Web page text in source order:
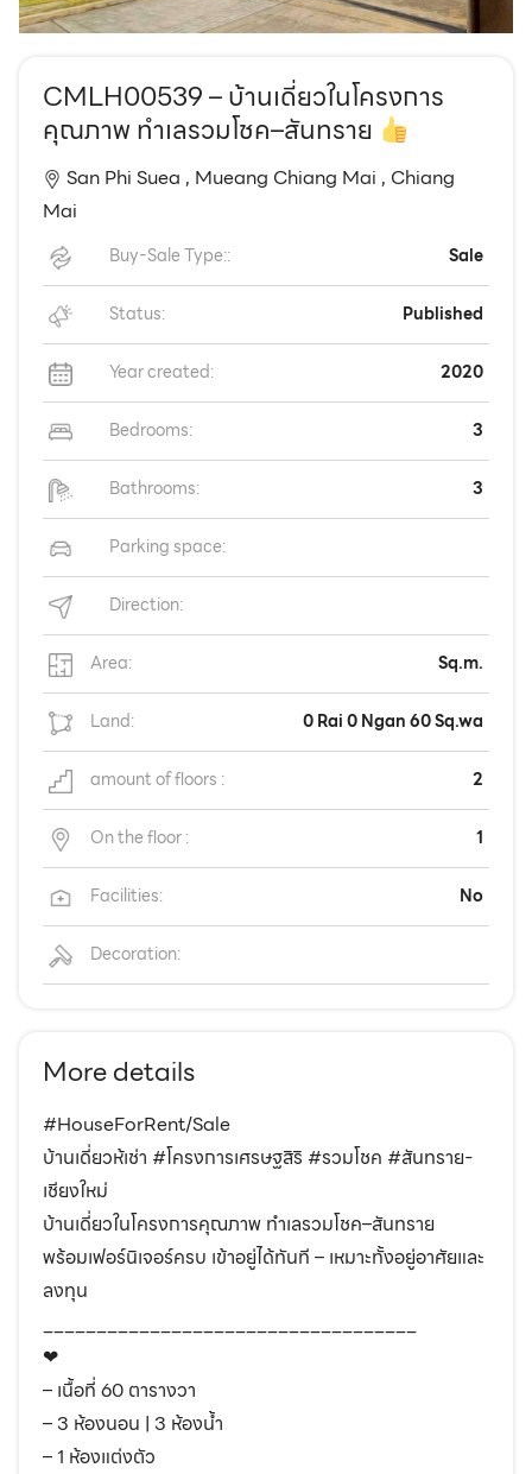
CMLH00539 – บ้านเดี่ยวในโครงการ
คุณภาพ ทำเลรวมโชค–สันทราย
San Phi Suea , Mueang Chiang Mai , Chiang
Mai
Buy-Sale Type:: Sale
Status: Published
Year created: 2020
Bedrooms: 3
Bathrooms: 3
Parking space:
Direction:
Area: Sq.m.
Land: 0 Rai 0 Ngan 60 Sq.wa
amount of floors : 2
On the floor : 1
Facilities: No
Decoration:
More details
#HouseForRent/Sale
บ้านเดี่ยวห้เช่า #โครงการเศรษฐสิริ #รวมโชค #สันทราย-
เชียงใหม่
บ้านเดี่ยวในโครงการคุณภาพ ทำเลรวมโชค–สันทราย
พร้อมเฟอร์นิเจอร์ครบ เข้าอยู่ได้ทันที – เหมาะทั้งอยู่อาศัยและ
ลงทุน
___________________________________
❤︎
– เนื้อที่ 60 ตารางวา
– 3 ห้องนอน | 3 ห้องน้ำ
– 1 ห้องแต่งตัว